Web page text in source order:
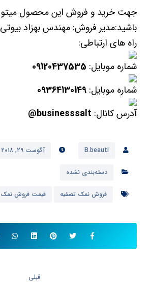
جهت خرید و فروش این محصول
باشید:مدیر فروش: مهندس بهزاد بیوتی
راه های ارتباطی:
شماره موبایل: 09120437535
شماره موبایل:09364130149
آدرس کانال: businesssalt@
B.beauti آگوست ۲۹, ۲۰۱۸
دسته‌بندی نشده
فروش نمک تصفیه قیمت فروش نمک
قبلی